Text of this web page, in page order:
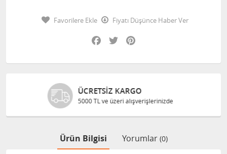
Favorilere Ekle
Fiyatı Düşünce Haber Ver
Facebook
Twitter
GÜVENLI ALIŞVERIŞ
Bilgileriniz 128 Bit SSL ile güvende
Ürün Bilgisi Yorumlar (0)